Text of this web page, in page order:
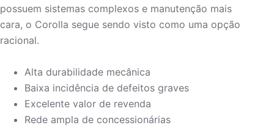
possuem sistemas complexos e manutenção mais
cara, o Corolla segue sendo visto como uma opção
racional.
Alta durabilidade mecânica
Baixa incidência de defeitos graves
Excelente valor de revenda
Rede ampla de concessionárias